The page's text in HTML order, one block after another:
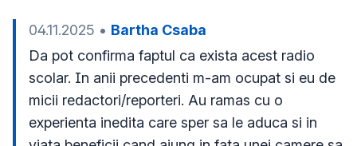
04.11.2025 • Bartha Csaba
Da pot confirma faptul ca exista acest radio
scolar. In anii precedenti m-am ocupat si eu de
micii redactori/reporteri. Au ramas cu o
experienta inedita care sper sa le aduca si in